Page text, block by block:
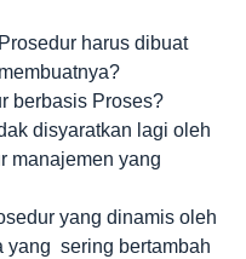
harus dibuat
berbasis Proses?
disyaratkan lagi oleh
manajemen yang
yang dinamis oleh
yang sering bertambah